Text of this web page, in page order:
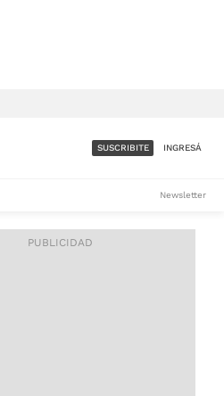
ACCESO FULL - $1.800/MES
SUSCRIBITE INGRESÁ
Newsletter